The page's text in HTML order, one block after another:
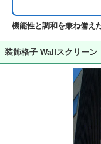
機能性と調和を兼ね備え
装飾格子 Wallスクリーン